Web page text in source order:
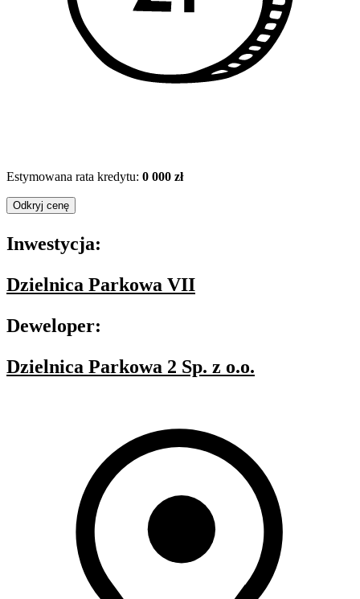
Estymowana rata kredytu: 0 000 zł
Odkryj cenę
Inwestycja:
Dzielnica Parkowa VII
Deweloper:
Dzielnica Parkowa 2 Sp. z o.o.